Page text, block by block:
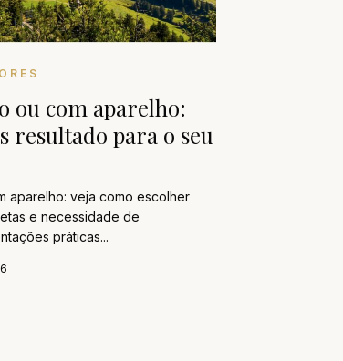
ou com aparelho:
resultado para o seu
aparelho: veja como escolher
e necessidade de
práticas...